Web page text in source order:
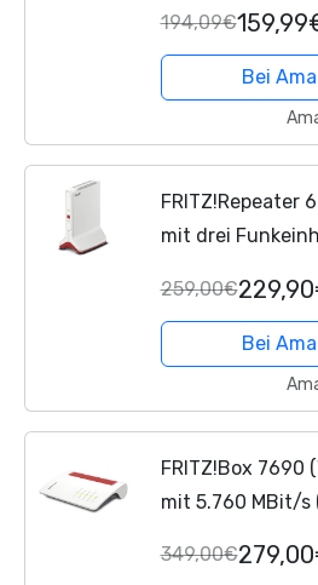
1.200 MBit/s,
194,09€
Bei
FRITZ!Repeater
mit drei
1.200 MBit/s),
259,00€
Bei
FRITZ!Box 7690
mit 5.760 MBit/s
mit VDSL-
349,00€